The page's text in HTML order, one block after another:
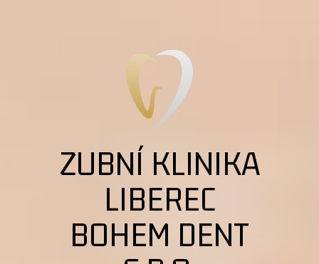
ZUBNÍ KLINIKA
LIBEREC
BOHEM DENT